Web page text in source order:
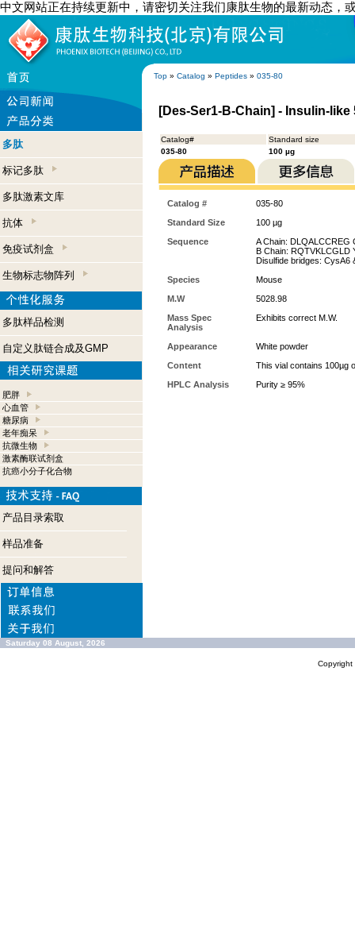
中文网站正在持续更新中，请密切关注我们康肽生物的最新动态，
Top » Catalog » Peptides » 035-80
多肽
标记多肽
多肽激素文库
抗体
免疫试剂盒
生物标志物阵列
多肽样品检测
自定义肽链合成及GMP
肥胖
心血管
糖尿病
老年痴呆
抗微生物
激素酶联试剂盒
抗癌小分子化合物
产品目录索取
样品准备
提问和解答
[Des-Ser1-B-Chain] - Insulin-like
Catalog#
Standard size
035-80
100 µg
Catalog #
035-80
Standard Size
100 µg
Sequence
A Chain: DLQALCCREG
B Chain: RQTVKLCGLD
Disulfide bridges: CysA6
Species
Mouse
M.W
5028.98
Mass Spec
Analysis
Exhibits correct M.W.
Appearance
White powder
Content
This vial contains 100µg
HPLC Analysis
Purity ≥ 95%
Saturday 08 August, 2026